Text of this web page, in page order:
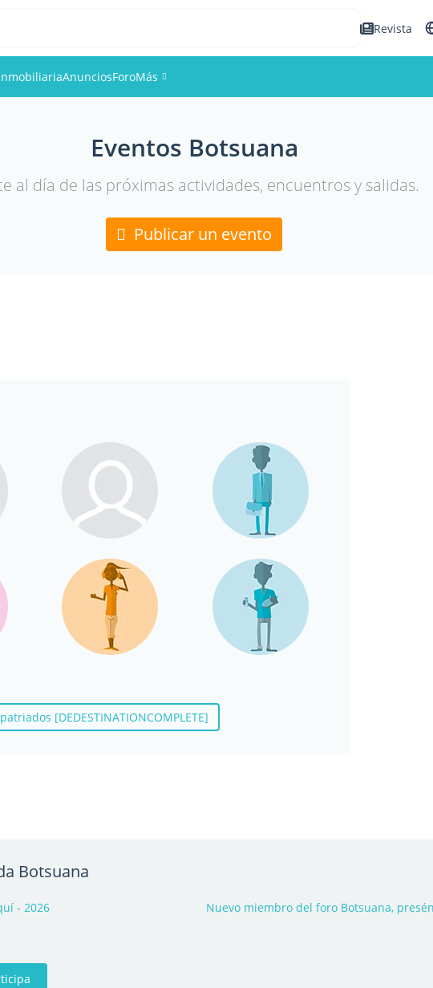
Revista
AnunciosForoMás
Eventos Botsuana
al día de las próximas actividades, encuentros y salidas.
Publicar un evento
[DEDESTINATIONCOMPLETE]
Botsuana
- 2026
Nuevo miembro del foro Botsuana,